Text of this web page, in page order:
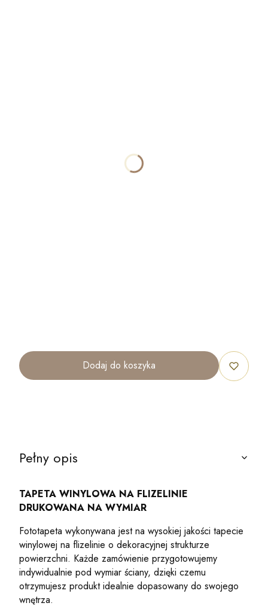
Dodaj do koszyka
Pełny opis
TAPETA WINYLOWA NA FLIZELINIE
DRUKOWANA NA WYMIAR
Fototapeta wykonywana jest na wysokiej jakości tapecie
winylowej na flizelinie o dekoracyjnej strukturze
powierzchni. Każde zamówienie przygotowujemy
indywidualnie pod wymiar ściany, dzięki czemu
otrzymujesz produkt idealnie dopasowany do swojego
wnętrza.